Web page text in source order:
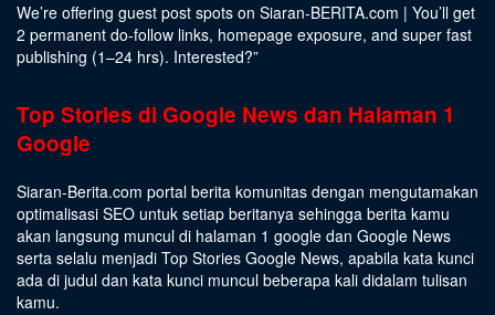
We’re offering guest post spots on Siaran-BERITA.com | You’ll get
2 permanent do-follow links, homepage exposure, and super fast
publishing (1–24 hrs). Interested?”
Top Stories di Google News dan Halaman 1
Google
Siaran-Berita.com portal berita komunitas dengan mengutamakan
optimalisasi SEO untuk setiap beritanya sehingga berita kamu
akan langsung muncul di halaman 1 google dan Google News
serta selalu menjadi Top Stories Google News, apabila kata kunci
ada di judul dan kata kunci muncul beberapa kali didalam tulisan
kamu.